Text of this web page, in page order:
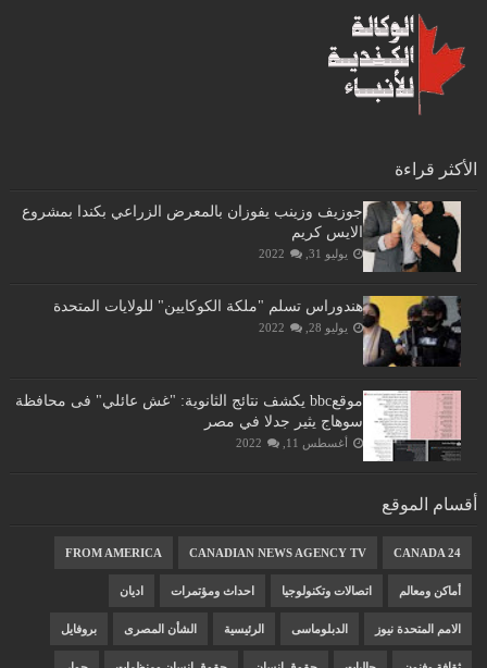
الأكثر قراءة
جوزيف وزينب يفوزان بالمعرض الزراعي بكندا بمشروع
الايس كريم
يوليو 31, 2022
هندوراس تسلم "ملكة الكوكايين" للولايات المتحدة
يوليو 28, 2022
موقعbbc يكشف نتائج الثانوية: "غش عائلي" فى محافظة
سوهاج يثير جدلا في مصر
أغسطس 11, 2022
أقسام الموقع
CANADA 24
CANADIAN NEWS AGENCY TV
FROM AMERICA
أماكن ومعالم اتصالات وتكنولوجيا احداث ومؤتمرات اديان
الامم المتحدة نيوز الدبلوماسى الرئيسية الشأن المصرى بروفايل